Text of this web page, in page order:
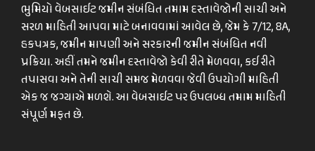
ભુમિયો વેબસાઈટ જમીન સંબંધિત તમામ દસ્તાવેજોની સાચી અને
સરળ માહિતી આપવા માટે બનાવવામાં આવેલ છે, જેમ કે 7/12, 8A,
હકપત્રક, જમીન માપણી અને સરકારની જમીન સંબંધિત નવી
પ્રક્રિયા. અહીં તમને જમીન દસ્તાવેજો કેવી રીતે મેળવવા, કઈ રીતે
તપાસવા અને તેની સાચી સમજ મેળવવા જેવી ઉપયોગી માહિતી
એક જ જગ્યાએ મળશે. આ વેબસાઈટ પર ઉપલબ્ધ તમામ માહિતી
સંપૂર્ણ મફત છે.